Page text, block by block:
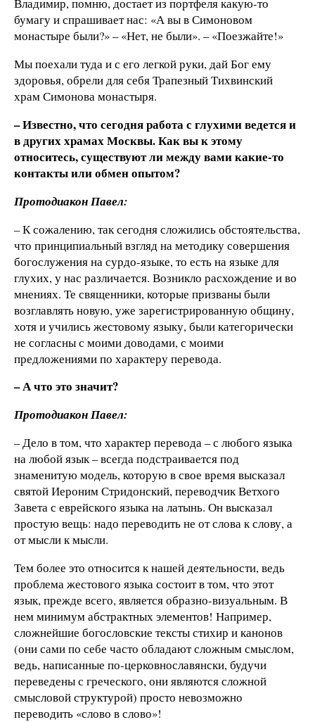
Владимир, помню, достает из портфеля какую-то
бумагу и спрашивает нас: «А вы в Симоновом
монастыре были?» – «Нет, не были». – «Поезжайте!»
Мы поехали туда и с его легкой руки, дай Бог ему
здоровья, обрели для себя Трапезный Тихвинский
храм Симонова монастыря.
– Известно, что сегодня работа с глухими ведется и
в других храмах Москвы. Как вы к этому
относитесь, существуют ли между вами какие-то
контакты или обмен опытом?
Протодиакон Павел:
– К сожалению, так сегодня сложились обстоятельства,
что принципиальный взгляд на методику совершения
богослужения на сурдо-языке, то есть на языке для
глухих, у нас различается. Возникло расхождение и во
мнениях. Те священники, которые призваны были
возглавлять новую, уже зарегистрированную общину,
хотя и учились жестовому языку, были категорически
не согласны с моими доводами, с моими
предложениями по характеру перевода.
– А что это значит?
Протодиакон Павел:
– Дело в том, что характер перевода – с любого языка
на любой язык – всегда подстраивается под
знаменитую модель, которую в свое время высказал
святой Иероним Стридонский, переводчик Ветхого
Завета с еврейского языка на латынь. Он высказал
простую вещь: надо переводить не от слова к слову, а
от мысли к мысли.
Тем более это относится к нашей деятельности, ведь
проблема жестового языка состоит в том, что этот
язык, прежде всего, является образно-визуальным. В
нем минимум абстрактных элементов! Например,
сложнейшие богословские тексты стихир и канонов
(они сами по себе часто обладают сложным смыслом,
ведь, написанные по-церковнославянски, будучи
переведены с греческого, они являются сложной
смысловой структурой) просто невозможно
переводить «слово в слово»!